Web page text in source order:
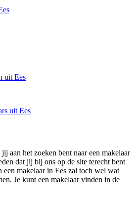
uit Ees
uit Ees
aan het zoeken bent naar een makelaar
dat jij bij ons op de site terecht bent
een makelaar in Ees zal toch wel wat
Je kunt een makelaar vinden in de